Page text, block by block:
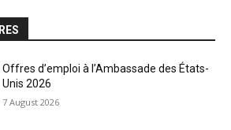
Offres d’emploi à l’Ambassade des États-
Unis 2026
7 August 2026